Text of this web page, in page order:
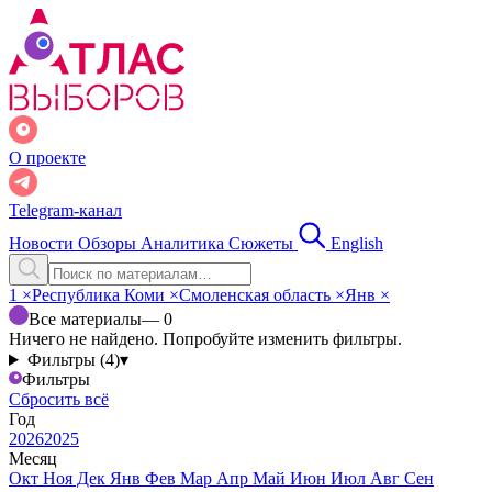
О проекте
Telegram-канал
Новости Обзоры Аналитика Сюжеты English
1 ×Республика Коми ×Смоленская область ×Янв ×
Все материалы— 0
Ничего не найдено. Попробуйте изменить фильтры.
Фильтры (4)▾
Фильтры
Сбросить всё
Год
20262025
Месяц
Окт Ноя Дек Янв Фев Мар Апр Май Июн Июл Авг Сен